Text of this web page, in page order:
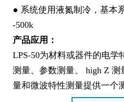
● 系统使用液氮制冷，基本
-500k
产品应用：
LPS-50为材料或器件的电学
测量、参数测量、 high Z 测
量和微波特性测量提供一个